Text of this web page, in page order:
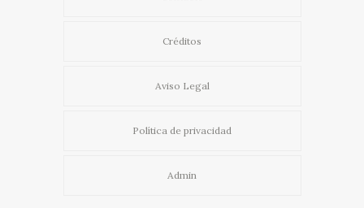
Créditos
Aviso Legal
Política de privacidad
Admin